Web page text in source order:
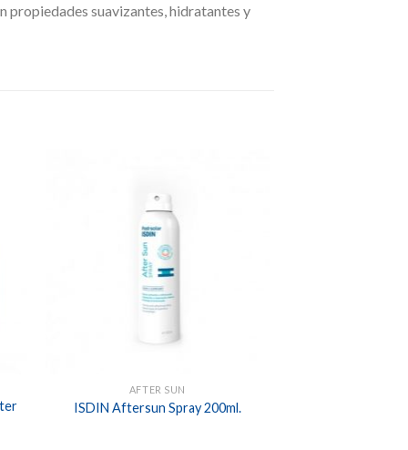
propiedades suavizantes, hidratantes y
AFTER SUN
ISDIN Aftersun Spray 200ml.